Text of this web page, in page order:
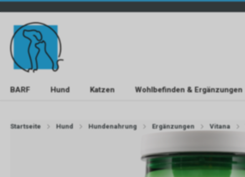
BARF Hund Katzen Wohlbefinden & Ergänzungen
Startseite Hund Hundenahrung Ergänzungen Vitana